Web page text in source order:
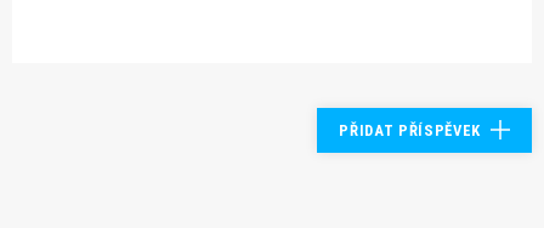
PŘIDAT PŘÍSPĚVEK